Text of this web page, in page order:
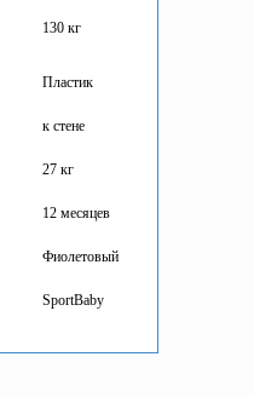
130 кг
Пластик
к стене
27 кг
12 месяцев
Фиолетовый
SportBaby